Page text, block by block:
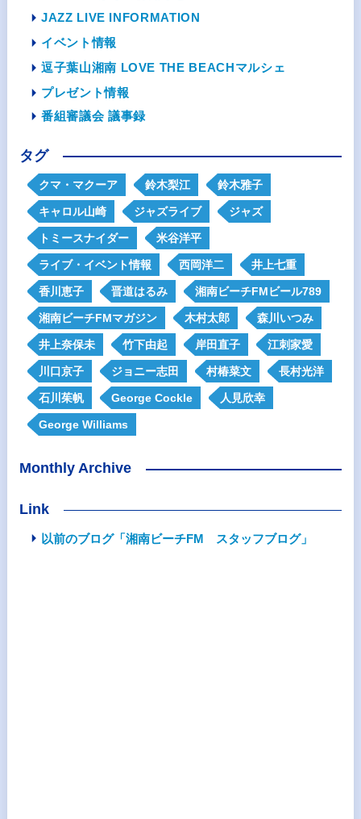
JAZZ LIVE INFORMATION
イベント情報
逗子葉山湘南 LOVE THE BEACHマルシェ
プレゼント情報
番組審議会 議事録
タグ
クマ・マクーア 鈴木梨江 鈴木雅子
キャロル山崎 ジャズライブ ジャズ
トミースナイダー 米谷洋平
ライブ・イベント情報 西岡洋二 井上七重
香川恵子 晋道はるみ 湘南ビーチFMビール789
湘南ビーチFMマガジン 木村太郎 森川いつみ
井上奈保未 竹下由起 岸田直子 江刺家愛
川口京子 ジョニー志田 村椿菜文 長村光洋
石川茱帆 George Cockle 人見欣幸
George Williams
Monthly Archive
Link
以前のブログ「湘南ビーチFM スタッフブログ」